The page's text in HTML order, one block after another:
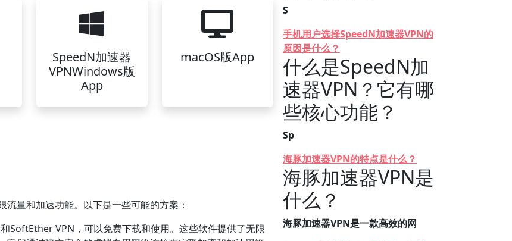
SpeedN加速器
VPNWindows版
App
macOS版App
量和加速功能。以下是一些可能的方案：
SoftEther VPN，可以免费下载和使用。这些软件提供了无限
S
手机用户选择SpeedN加速器VPN的
原因是什么？
什么是SpeedN加
速器VPN？它有哪
些核心功能？
Sp
海豚加速器VPN的特点是什么？
海豚加速器VPN是
什么？
海豚加速器VPN是一款高效的网